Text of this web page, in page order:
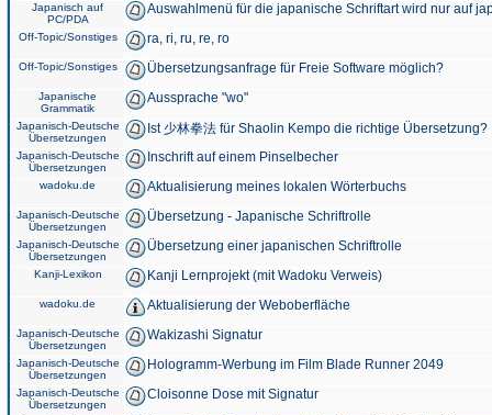
Japanisch auf
PC/PDA
Auswahlmenü für die japanische Schriftart wird nur auf
Off-Topic/Sonstiges ra, ri, ru, re, ro
Off-Topic/Sonstiges Übersetzungsanfrage für Freie Software möglich?
Japanische
Grammatik
Aussprache "wo"
Japanisch-Deutsche
Übersetzungen
Ist 少林拳法 für Shaolin Kempo die richtige Übersetzung?
Japanisch-Deutsche
Übersetzungen
Inschrift auf einem Pinselbecher
wadoku.de Aktualisierung meines lokalen Wörterbuchs
Japanisch-Deutsche
Übersetzungen
Übersetzung - Japanische Schriftrolle
Japanisch-Deutsche
Übersetzungen
Übersetzung einer japanischen Schriftrolle
Kanji-Lexikon Kanji Lernprojekt (mit Wadoku Verweis)
wadoku.de Aktualisierung der Weboberfläche
Japanisch-Deutsche
Übersetzungen
Wakizashi Signatur
Japanisch-Deutsche
Übersetzungen
Hologramm-Werbung im Film Blade Runner 2049
Japanisch-Deutsche
Übersetzungen
Cloisonne Dose mit Signatur